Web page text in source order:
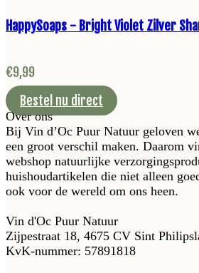
HappySoaps - Bright Violet Zilver
€9,99
Bestel nu direct
Over ons
Bij Vin d’Oc Puur Natuur geloven
een groot verschil maken. Daarom
webshop natuurlijke
huishoudartikelen die niet alleen
ook voor de wereld om ons heen.
Vin d'Oc Puur Natuur
Zijpestraat 18, 4675 CV Sint
KvK-nummer: 57891818